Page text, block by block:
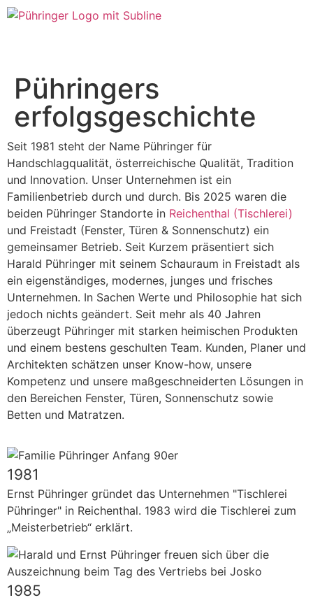
Pühringers
erfolgsgeschichte
Seit 1981 steht der Name Pühringer für
Handschlagqualität, österreichische Qualität, Tradition
und Innovation. Unser Unternehmen ist ein
Familienbetrieb durch und durch. Bis 2025 waren die
beiden Pühringer Standorte in Reichenthal (Tischlerei)
und Freistadt (Fenster, Türen & Sonnenschutz) ein
gemeinsamer Betrieb. Seit Kurzem präsentiert sich
Harald Pühringer mit seinem Schauraum in Freistadt als
ein eigenständiges, modernes, junges und frisches
Unternehmen. In Sachen Werte und Philosophie hat sich
jedoch nichts geändert. Seit mehr als 40 Jahren
überzeugt Pühringer mit starken heimischen Produkten
und einem bestens geschulten Team. Kunden, Planer und
Architekten schätzen unser Know-how, unsere
Kompetenz und unsere maßgeschneiderten Lösungen in
den Bereichen Fenster, Türen, Sonnenschutz sowie
Betten und Matratzen.
1981
Ernst Pühringer gründet das Unternehmen "Tischlerei
Pühringer" in Reichenthal. 1983 wird die Tischlerei zum
„Meisterbetrieb“ erklärt.
1985